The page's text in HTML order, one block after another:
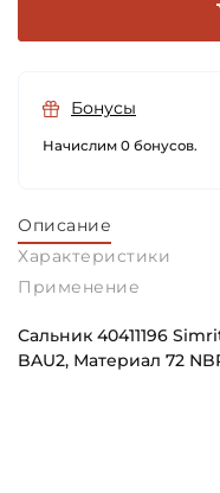
Бонусы
Начислим 0 бонусов.
Описание
Характеристики
Применение
Сальник 40411196
BAU2, Материал 72